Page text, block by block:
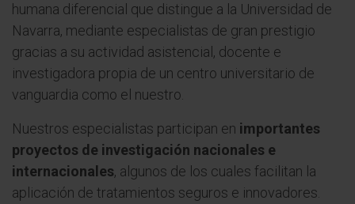
humana diferencial que distingue a la Universidad de
Navarra, mediante especialistas de gran prestigio
gracias a su actividad asistencial, docente e
investigadora propia de un centro universitario de
vanguardia como el nuestro.
Nuestros especialistas participan en importantes
proyectos de investigación nacionales e
internacionales, algunos de los cuales facilitan la
aplicación de tratamientos seguros e innovadores.